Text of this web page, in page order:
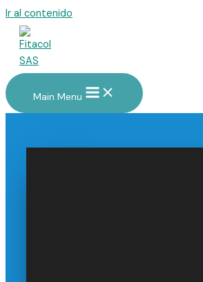
Ir al contenido
Main Menu